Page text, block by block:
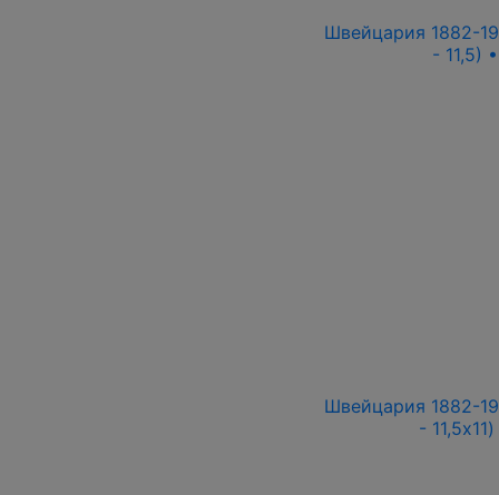
Швейцария 1882-
- 11,5)
Швейцария 1882-
-